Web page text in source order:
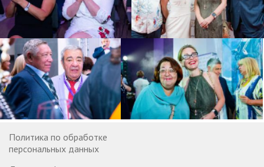
Политика по обработке
персональных данных